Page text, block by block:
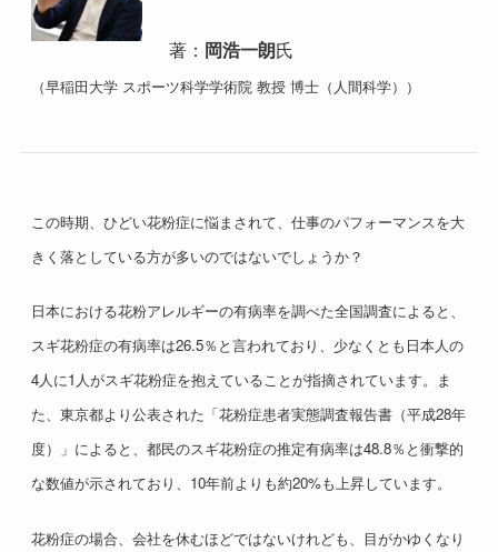
著： 岡浩一朗氏
（早稲田大学 スポーツ科学学術院 教授 博士（人間科学））
この時期、ひどい花粉症に悩まされて、仕事のパフォーマンスを大
きく落としている方が多いのではないでしょうか？
日本における花粉アレルギーの有病率を調べた全国調査によると、
スギ花粉症の有病率は26.5％と言われており、少なくとも日本人の
4人に1人がスギ花粉症を抱えていることが指摘されています。ま
た、東京都より公表された「花粉症患者実態調査報告書（平成28年
度）」によると、都民のスギ花粉症の推定有病率は48.8％と衝撃的
な数値が示されており、10年前よりも約20%も上昇しています。
花粉症の場合、会社を休むほどではないけれども、目がかゆくなり